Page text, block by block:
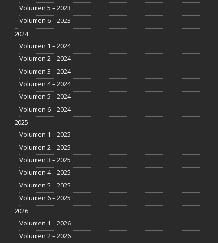
Volumen 5 – 2023
Volumen 6 – 2023
2024
Volumen 1 – 2024
Volumen 2 – 2024
Volumen 3 – 2024
Volumen 4 – 2024
Volumen 5 – 2024
Volumen 6 – 2024
2025
Volumen 1 – 2025
Volumen 2 – 2025
Volumen 3 – 2025
Volumen 4 – 2025
Volumen 5 – 2025
Volumen 6 – 2025
2026
Volumen 1 – 2026
Volumen 2 – 2026